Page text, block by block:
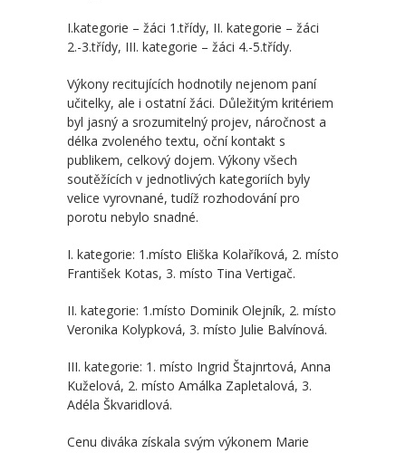
-- Školní vzdělávací program MŠ
-- Fotogalerie MŠ
Školní družina
-- Aktuality a akce ŠD
-- Organizace školního roku ŠD
-- Vnitřní řád ŠD
-- Školní vzdělávací program ŠD
Jídelna
-- Jídelníček
-- Odhlášení stravy
-- Vnitřní řád ŠJ
I.kategorie – žáci 1.třídy, II. kategorie – žáci
2.-3.třídy, III. kategorie – žáci 4.-5.třídy.
Výkony recitujících hodnotily nejenom paní
učitelky, ale i ostatní žáci. Důležitým kritériem
byl jasný a srozumitelný projev, náročnost a
délka zvoleného textu, oční kontakt s
publikem, celkový dojem. Výkony všech
soutěžících v jednotlivých kategoriích byly
velice vyrovnané, tudíž rozhodování pro
porotu nebylo snadné.
I. kategorie: 1.místo Eliška Kolaříková, 2. místo
František Kotas, 3. místo Tina Vertigač.
II. kategorie: 1.místo Dominik Olejník, 2. místo
Veronika Kolypková, 3. místo Julie Balvínová.
III. kategorie: 1. místo Ingrid Štajnrtová, Anna
Kuželová, 2. místo Amálka Zapletalová, 3.
Adéla Škvaridlová.
Cenu diváka získala svým výkonem Marie